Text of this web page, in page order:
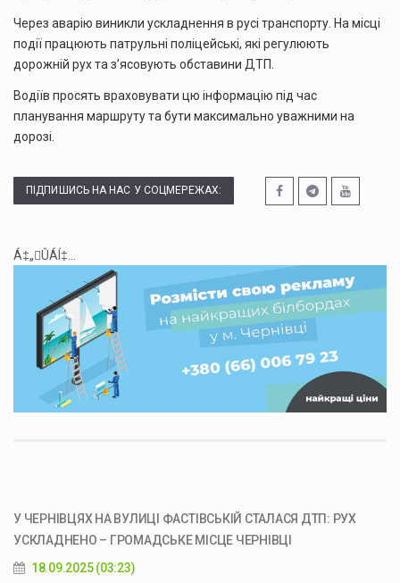
Через аварію виникли ускладнення в русі транспорту. На місці
події працюють патрульні поліцейські, які регулюють
дорожній рух та з’ясовують обставини ДТП.
Водіїв просять враховувати цю інформацію під час
планування маршруту та бути максимально уважними на
дорозі.
ПІДПИШИСЬ НА НАС У СОЦМЕРЕЖАХ:
Á‡„ÛÁÍ‡...
У ЧЕРНІВЦЯХ НА ВУЛИЦІ ФАСТІВСЬКІЙ СТАЛАСЯ ДТП: РУХ
УСКЛАДНЕНО – ГРОМАДСЬКЕ МІСЦЕ ЧЕРНІВЦІ
18.09.2025 (03:23)